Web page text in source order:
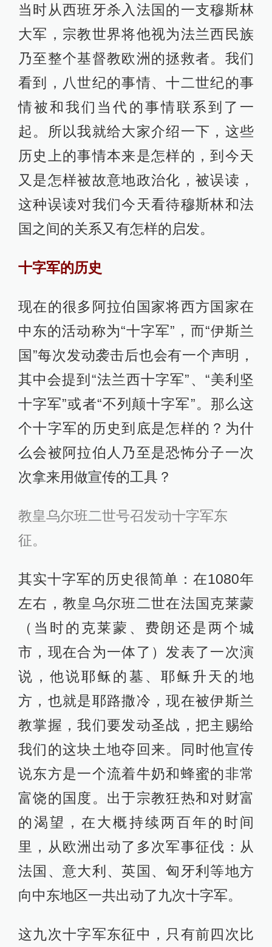
当时从西班牙杀入法国的一支穆斯林
大军，宗教世界将他视为法兰西民族
乃至整个基督教欧洲的拯救者。我们
看到，八世纪的事情、十二世纪的事
情被和我们当代的事情联系到了一
起。所以我就给大家介绍一下，这些
历史上的事情本来是怎样的，到今天
又是怎样被故意地政治化，被误读，
这种误读对我们今天看待穆斯林和法
国之间的关系又有怎样的启发。
十字军的历史
现在的很多阿拉伯国家将西方国家在
中东的活动称为“十字军”，而“伊斯兰
国”每次发动袭击后也会有一个声明，
其中会提到“法兰西十字军”、“美利坚
十字军”或者“不列颠十字军”。那么这
个十字军的历史到底是怎样的？为什
么会被阿拉伯人乃至是恐怖分子一次
次拿来用做宣传的工具？
教皇乌尔班二世号召发动十字军东
征。
其实十字军的历史很简单：在1080年
左右，教皇乌尔班二世在法国克莱蒙
（当时的克莱蒙、费朗还是两个城
市，现在合为一体了）发表了一次演
说，他说耶稣的墓、耶稣升天的地
方，也就是耶路撒冷，现在被伊斯兰
教掌握，我们要发动圣战，把主赐给
我们的这块土地夺回来。同时他宣传
说东方是一个流着牛奶和蜂蜜的非常
富饶的国度。出于宗教狂热和对财富
的渴望，在大概持续两百年的时间
里，从欧洲出动了多次军事征伐：从
法国、意大利、英国、匈牙利等地方
向中东地区一共出动了九次十字军。
这九次十字军东征中，只有前四次比